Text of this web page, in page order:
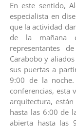
En este sentido,
especialista en
que la actividad
de la mañana
representantes
Carabobo y
sus puertas a
9:00 de la
conferencias, esta
arquitectura,
hasta las 6:00 de
abierta hasta las